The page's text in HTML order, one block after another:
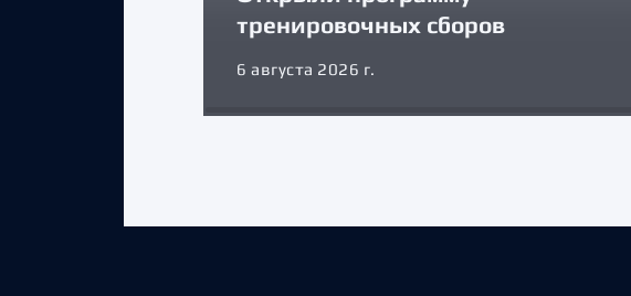
тренировочных сборов
6 августа 2026 г.